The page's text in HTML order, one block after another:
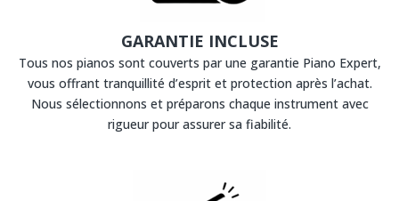
GARANTIE INCLUSE
Tous nos pianos sont couverts par une garantie Piano Expert,
vous offrant tranquillité d’esprit et protection après l’achat.
Nous sélectionnons et préparons chaque instrument avec
rigueur pour assurer sa fiabilité.